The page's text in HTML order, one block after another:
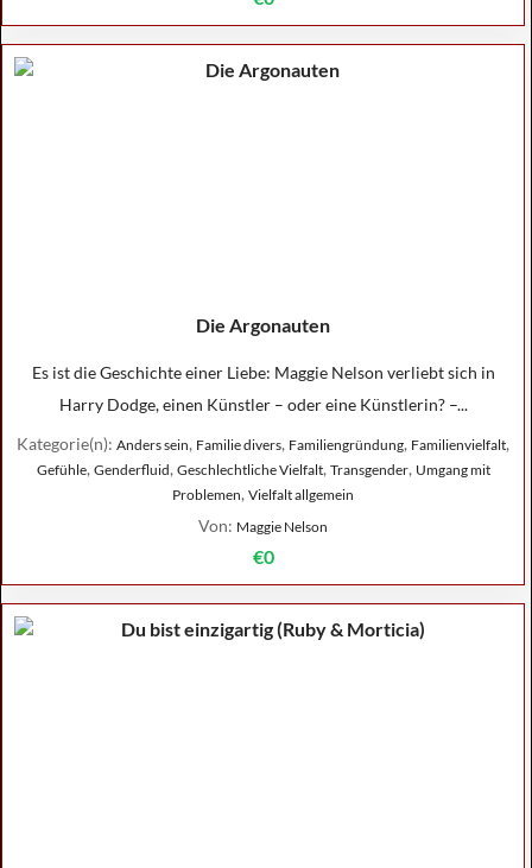
Die Argonauten
Es ist die Geschichte einer Liebe: Maggie Nelson verliebt sich in
Harry Dodge, einen Künstler – oder eine Künstlerin? –...
Kategorie(n): Anders sein, Familie divers, Familiengründung, Familienvielfalt,
Gefühle, Genderfluid, Geschlechtliche Vielfalt, Transgender, Umgang mit
Problemen, Vielfalt allgemein
Von: Maggie Nelson
€0